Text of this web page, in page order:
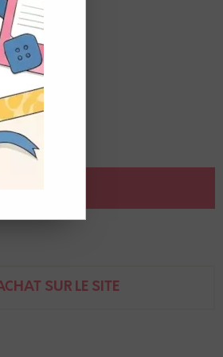
SUR LE SITE